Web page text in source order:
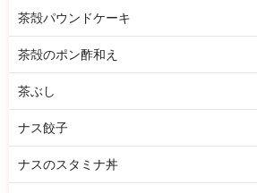
茶殻パウンドケーキ
茶殻のポン酢和え
茶ぶし
ナス餃子
ナスのスタミナ丼